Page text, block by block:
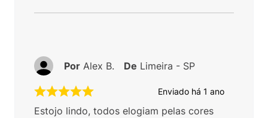
Enviado há 1 ano
Estojo lindo, todos elogiam pelas cores
Por Alex B. De Limeira - SP